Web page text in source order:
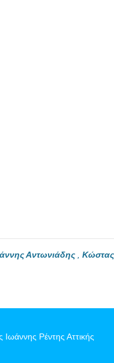
Αντωνιάδης, Κώστας
Ρέντης Αττικής